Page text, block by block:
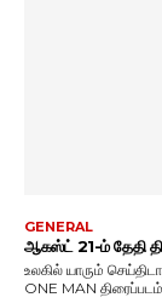
GENERAL
ஆகஸ்ட் 21-ம் தேதி
உலகில் யாரும்
ONE MAN திரைப்படம்